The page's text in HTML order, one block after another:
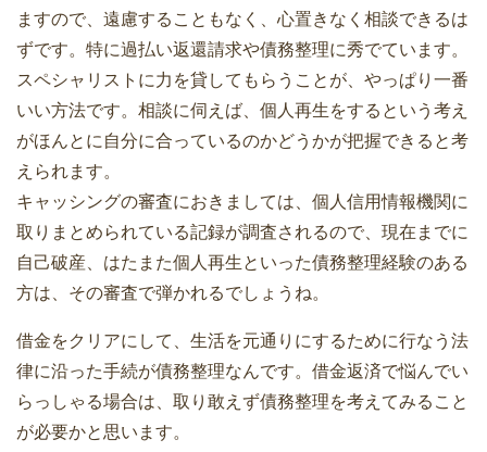
ますので、遠慮することもなく、心置きなく相談できるは
ずです。特に過払い返還請求や債務整理に秀でています。
スペシャリストに力を貸してもらうことが、やっぱり一番
いい方法です。相談に伺えば、個人再生をするという考え
がほんとに自分に合っているのかどうかが把握できると考
えられます。
キャッシングの審査におきましては、個人信用情報機関に
取りまとめられている記録が調査されるので、現在までに
自己破産、はたまた個人再生といった債務整理経験のある
方は、その審査で弾かれるでしょうね。
借金をクリアにして、生活を元通りにするために行なう法
律に沿った手続が債務整理なんです。借金返済で悩んでい
らっしゃる場合は、取り敢えず債務整理を考えてみること
が必要かと思います。